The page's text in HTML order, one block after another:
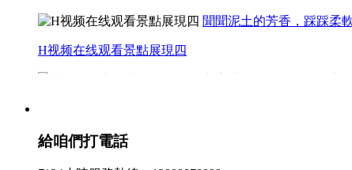
聞聞泥土的芳香，踩踩柔
H视频在线观看景點展現四
給咱們打電話